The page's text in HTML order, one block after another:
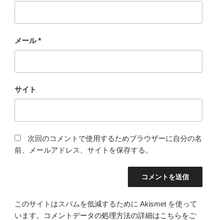
メール*
サイト
次回のコメントで使用するためブラウザーに自分の名
前、メールアドレス、サイトを保存する。
このサイトはスパムを低減するために Akismet を使って
います。
コメントデータの処理方法の詳細はこちらをご